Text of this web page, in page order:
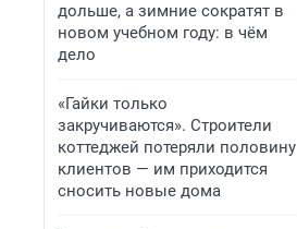
дольше, а зимние сократят в
новом учебном году: в чём
дело
«Гайки только
закручиваются». Строители
коттеджей потеряли половину
клиентов — им приходится
сносить новые дома